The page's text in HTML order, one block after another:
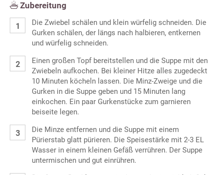
Zubereitung
Die Zwiebel schälen und klein würfelig schneiden. Die
Gurken schälen, der längs nach halbieren, entkernen
und würfelig schneiden.
Einen großen Topf bereitstellen und die Suppe mit den
Zwiebeln aufkochen. Bei kleiner Hitze alles zugedeckt
10 Minuten köcheln lassen. Die Minz-Zweige und die
Gurken in die Suppe geben und 15 Minuten lang
einkochen. Ein paar Gurkenstücke zum garnieren
beiseite legen.
Die Minze entfernen und die Suppe mit einem
Pürierstab glatt pürieren. Die Speisestärke mit 2-3 EL
Wasser in einem kleinen Gefäß verrühren. Der Suppe
untermischen und gut einrühren.